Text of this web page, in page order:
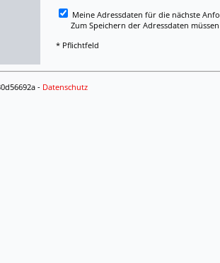
Meine Adressdaten für die nächste
Zum Speichern der Adressdaten müssen
* Pflichtfeld
- Datenschutz